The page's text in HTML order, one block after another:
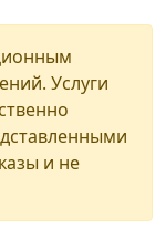
Услуги
и не